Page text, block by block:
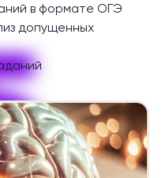
в формате ОГЭ
допущенных